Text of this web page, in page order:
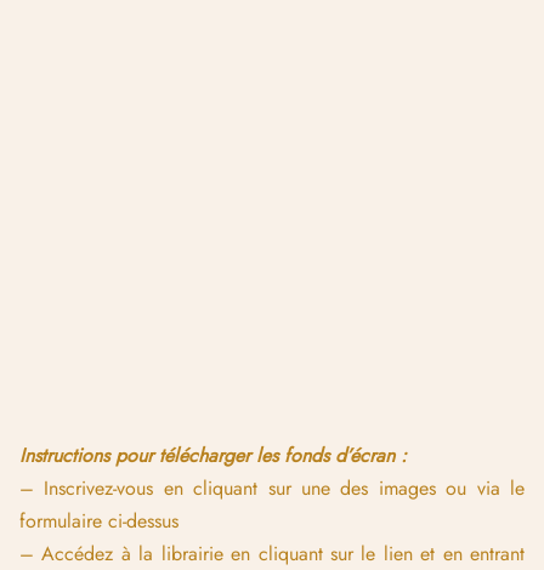
Instructions pour télécharger les fonds d’écran :
– Inscrivez-vous en cliquant sur une des images ou via le
formulaire ci-dessus
– Accédez à la librairie en cliquant sur le lien et en entrant